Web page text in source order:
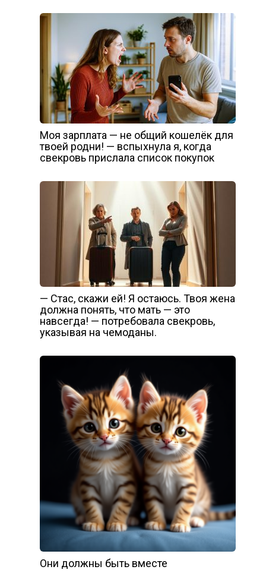
Моя зарплата — не общий кошелёк для
твоей родни! — вспыхнула я, когда
свекровь прислала список покупок
— Стас, скажи ей! Я остаюсь. Твоя жена
должна понять, что мать — это
навсегда! — потребовала свекровь,
указывая на чемоданы.
Они должны быть вместе